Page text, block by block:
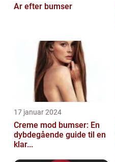
Ar efter bumser
17 januar 2024
Creme mod bumser: En
dybdegående guide til en
klar...